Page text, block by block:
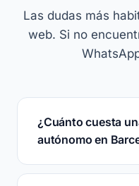
Las dudas más
web. Si no
¿Cuánto cuesta
autónomo en
En